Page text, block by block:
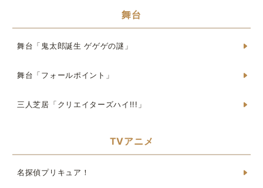
舞台
舞台「鬼太郎誕生 ゲゲゲの謎」
舞台「フォールポイント」
三人芝居「クリエイターズハイ!!!」
TVアニメ
名探偵プリキュア！